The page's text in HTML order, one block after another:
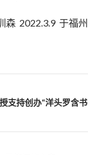
森 2022.3.9 于福州
支持创办“洋头罗含书